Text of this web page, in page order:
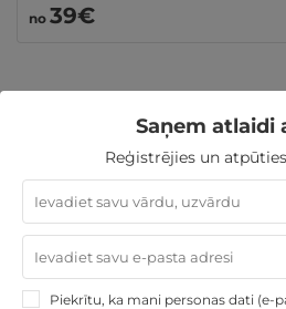
no 39€
Ziemassvētku dāvanas
Dāvanas Sieviešu dienā
dāvanas
Dāvanas Mātes dienā
4 personu ĢIMENEI
Dāvanas
diviem
Ģimenes atpūta
Saņem atlaidi
Reģistrējies un
Piekrītu, ka mani personas dati (e-